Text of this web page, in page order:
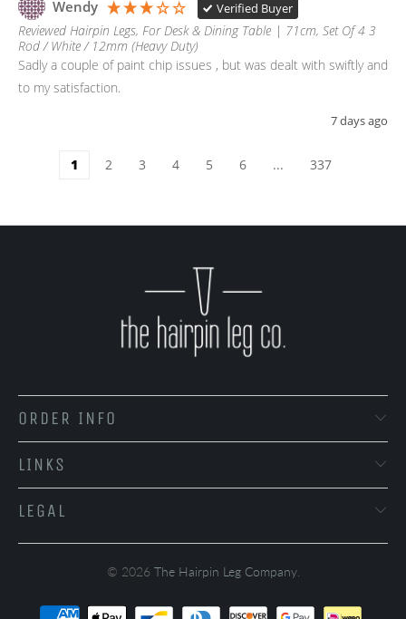
Wendy Verified Buyer
Reviewed Hairpin Legs, For Desk & Dining Table | 71cm, Set Of 4 3
Rod / White / 12mm (Heavy Duty)
Sadly a couple of paint chip issues , but was dealt with swiftly and
to my satisfaction.
7 days ago
1 2 3 4 5 6 ... 337
ORDER INFO
LINKS
LEGAL
© 2026 The Hairpin Leg Company.